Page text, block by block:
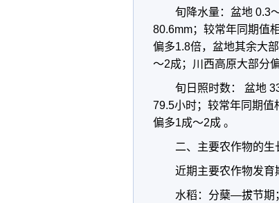
旬降水量：盆地 0.3
80.6mm；较常年同期值
偏多1.8倍，盆地其余大
～2成；川西高原大部分
旬日照时数： 盆地
79.5小时；较常年同期值
偏多1成～2成 。
二、主要农作物的
近期主要农作物发育
水稻：分蘖—拔节期